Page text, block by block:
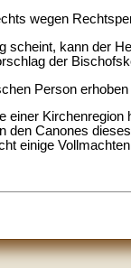
wegen
kann der
der
Person
Kirchenregion
den Canones
einige